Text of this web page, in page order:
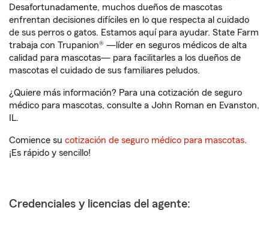
Desafortunadamente, muchos dueños de mascotas
enfrentan decisiones difíciles en lo que respecta al cuidado
de sus perros o gatos. Estamos aquí para ayudar. State Farm
trabaja con Trupanion® —líder en seguros médicos de alta
calidad para mascotas— para facilitarles a los dueños de
mascotas el cuidado de sus familiares peludos.
¿Quiere más información? Para una cotización de seguro
médico para mascotas, consulte a John Roman en Evanston,
IL.
Comience su cotización de seguro médico para mascotas.
¡Es rápido y sencillo!
Credenciales y licencias del agente: